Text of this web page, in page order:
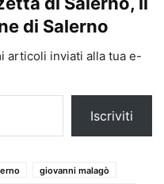
di Salerno
articoli inviati alla tua e-
Iscriviti
giovanni malagò